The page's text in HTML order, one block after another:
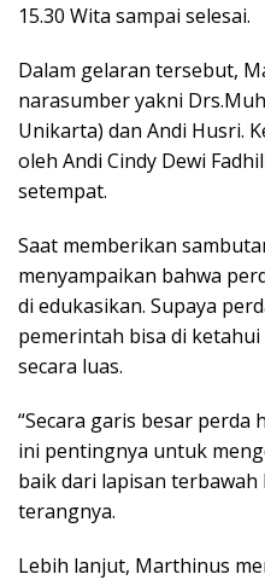
15.30 Wita sampai selesai.
Dalam gelaran tersebut,
narasumber yakni
Unikarta) dan Andi Husri.
oleh Andi Cindy Dewi
setempat.
Saat memberikan
menyampaikan bahwa
di edukasikan. Supaya
pemerintah bisa di
secara luas.
“Secara garis besar perda
ini pentingnya untuk
baik dari lapisan
terangnya.
Lebih lanjut, Marthinus